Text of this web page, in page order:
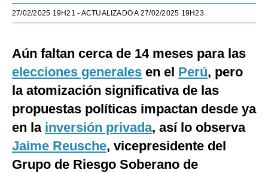
27/02/2025 19H21 - ACTUALIZADO A 27/02/2025 19H23
Aún faltan cerca de 14 meses para las
elecciones generales en el Perú, pero
la atomización significativa de las
propuestas políticas impactan desde ya
en la inversión privada, así lo observa
Jaime Reusche, vicepresidente del
Grupo de Riesgo Soberano de